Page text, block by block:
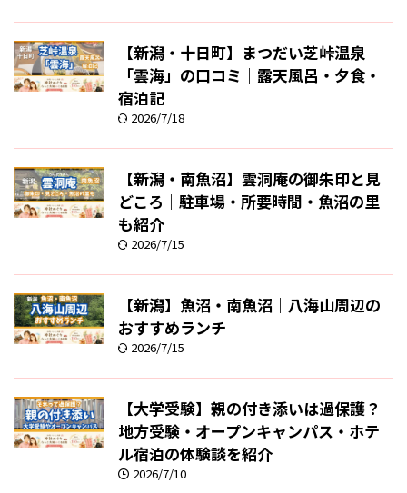
【新潟・十日町】まつだい芝峠温泉
「雲海」の口コミ｜露天風呂・夕食・
宿泊記
2026/7/18
【新潟・南魚沼】雲洞庵の御朱印と見
どころ｜駐車場・所要時間・魚沼の里
も紹介
2026/7/15
【新潟】魚沼・南魚沼｜八海山周辺の
おすすめランチ
2026/7/15
【大学受験】親の付き添いは過保護？
地方受験・オープンキャンパス・ホテ
ル宿泊の体験談を紹介
2026/7/10